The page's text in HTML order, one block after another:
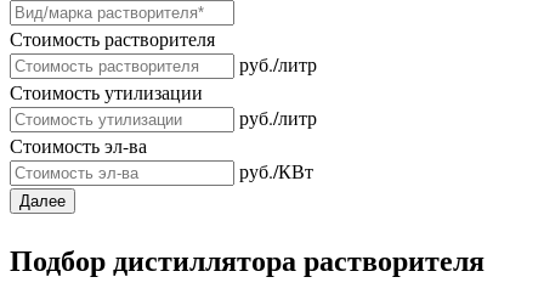
Стоимость растворителя
руб./литр
Стоимость утилизации
руб./литр
Стоимость эл-ва
руб./КВт
Далее
Подбор дистиллятора растворителя